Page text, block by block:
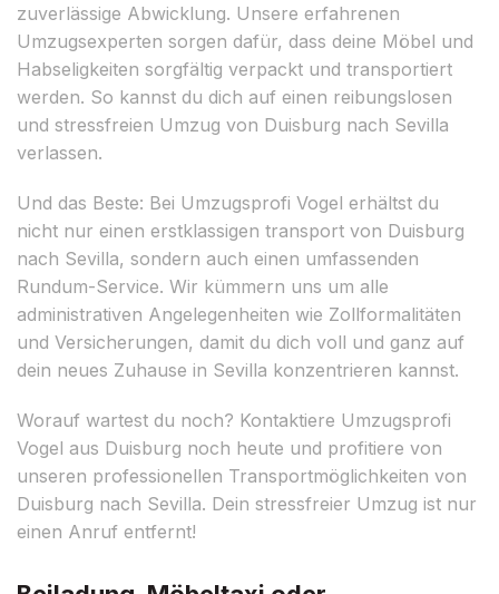
zuverlässige Abwicklung. Unsere erfahrenen
Umzugsexperten sorgen dafür, dass deine Möbel und
Habseligkeiten sorgfältig verpackt und transportiert
werden. So kannst du dich auf einen reibungslosen
und stressfreien Umzug von Duisburg nach Sevilla
verlassen.
Und das Beste: Bei Umzugsprofi Vogel erhältst du
nicht nur einen erstklassigen transport von Duisburg
nach Sevilla, sondern auch einen umfassenden
Rundum-Service. Wir kümmern uns um alle
administrativen Angelegenheiten wie Zollformalitäten
und Versicherungen, damit du dich voll und ganz auf
dein neues Zuhause in Sevilla konzentrieren kannst.
Worauf wartest du noch? Kontaktiere Umzugsprofi
Vogel aus Duisburg noch heute und profitiere von
unseren professionellen Transportmöglichkeiten von
Duisburg nach Sevilla. Dein stressfreier Umzug ist nur
einen Anruf entfernt!